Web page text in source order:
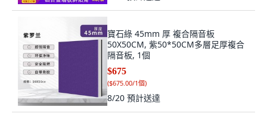
寶石綠 45mm 厚 複合隔音板
50X50CM, 紫50*50CM多層足厚複合
隔音板, 1個
$675
($675.00/1個)
8/20 預計送達